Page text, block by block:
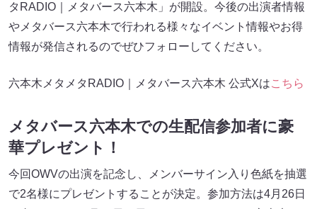
タRADIO｜メタバース六本木」が開設。今後の出演者情報
やメタバース六本木で行われる様々なイベント情報やお得
情報が発信されるのでぜひフォローしてください。
六本木メタメタRADIO｜メタバース六本木 公式Xはこちら
メタバース六本木での生配信参加者に豪
華プレゼント！
今回OWVの出演を記念し、メンバーサイン入り色紙を抽選
で2名様にプレゼントすることが決定。参加方法は4月26日